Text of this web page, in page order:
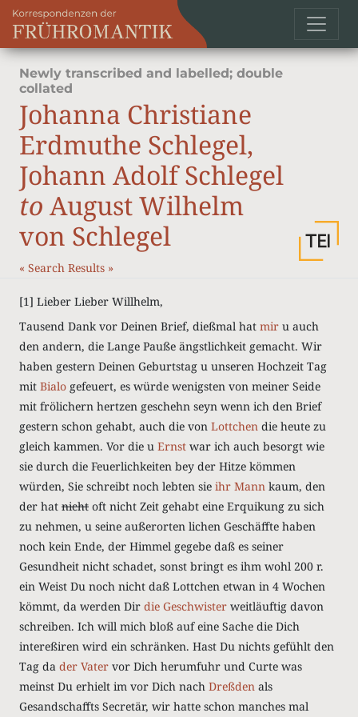
Newly transcribed and labelled; double
collated
Johanna Christiane
Erdmuthe Schlegel,
Johann Adolf Schlegel
to August Wilhelm
von Schlegel
« Search Results »
[1] Lieber Lieber Willhelm,
Tausend Dank vor Deinen Brief, dießmal hat mir u auch
den andern, die Lange Pauße ängstlichkeit gemacht. Wir
haben gestern Deinen Geburtstag u unseren Hochzeit Tag
mit Bialo gefeuert, es würde wenigsten von meiner Seide
mit frölichern hertzen geschehn seyn wenn ich den Brief
gestern schon gehabt, auch die von Lottchen die heute zu
gleich kammen. Vor die u Ernst war ich auch besorgt wie
sie durch die Feuerlichkeiten bey der Hitze kömmen
würden, Sie schreibt noch lebten sie ihr Mann kaum, den
der hat nicht oft nicht Zeit gehabt eine Erquikung zu sich
zu nehmen, u seine außerorten lichen Geschäffte haben
noch kein Ende, der Himmel gegebe daß es seiner
Gesundheit nicht schadet, sonst bringt es ihm wohl 200 r.
ein Weist Du noch nicht daß Lottchen etwan in 4 Wochen
kömmt, da werden Dir die Geschwister weitläuftig davon
schreiben. Ich will mich bloß auf eine Sache die Dich
intereßiren wird ein schränken. Hast Du nichts gefühlt den
Tag da der Vater vor Dich herumfuhr und Curte was
meinst Du erhielt im vor Dich nach Dreßden als
Gesandschaffts Secretär, wir hatte schon manches mal